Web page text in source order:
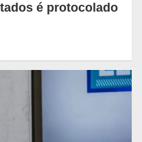
é protocolado